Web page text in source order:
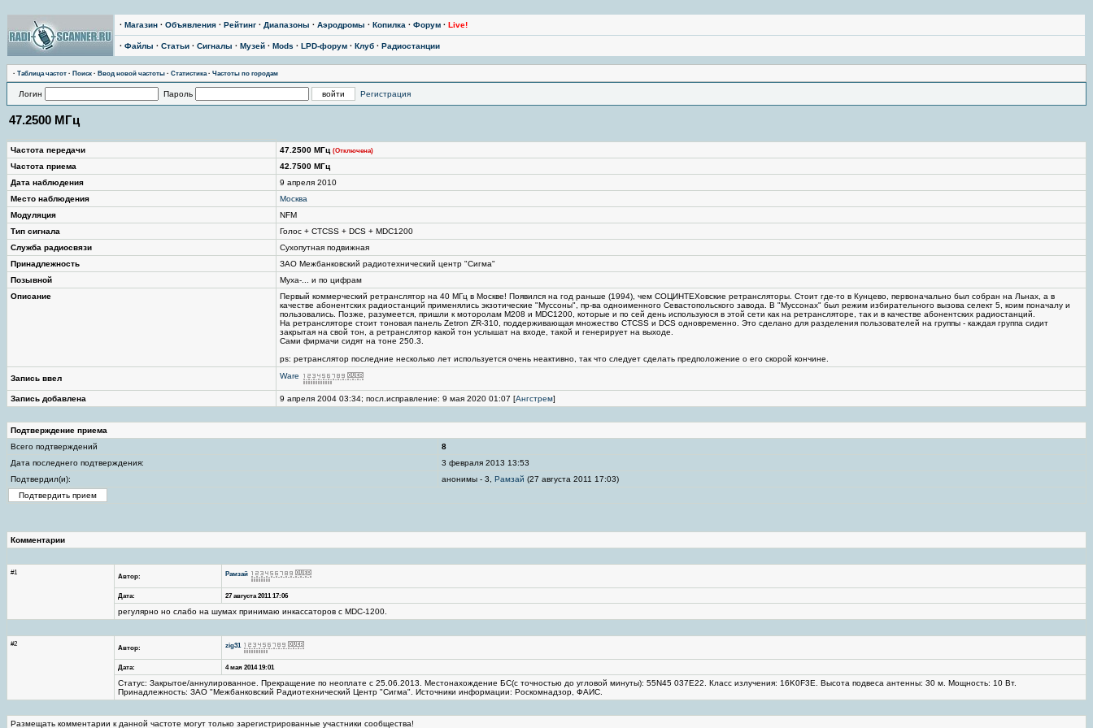
· Магазин · Объявления · Рейтинг · Диапазоны · Аэродромы · Копилка · Форум · Live!
· Файлы · Статьи · Сигналы · Музей · Mods · LPD-форум · Клуб · Радиостанции
· Таблица частот · Поиск · Ввод новой частоты · Статистика· Частоты по городам
Логин Пароль Регистрация
47.2500 МГц
Частота передачи 47.2500 МГц (Отключена)
Частота приема
42.7500 МГц
Дата наблюдения
9 апреля 2010
Место наблюдения
Москва
Модуляция
NFM
Тип сигнала
Голос + CTCSS + DCS + MDC1200
Служба радиосвязи
Сухопутная подвижная
Принадлежность
ЗАО Межбанковский радиотехнический центр "Сигма"
Позывной
Муха-... и по цифрам
Описание
Первый коммерческий ретранслятор на 40 МГц в Москве! Появился на год раньше (1994), чем СОЦИНТЕХовские ретрансляторы. Стоит где-то в Кунцево, первоначально был собран на Льнах, а в
качестве абонентских радиостанций применялись экзотические "Муссоны", пр-ва одноименного Севастопольского завода. В "Муссонах" был режим избирательного вызова селект 5, коим поначалу и
пользовались. Позже, разумеется, пришли к моторолам M208 и MDC1200, которые и по сей день используюся в этой сети как на ретрансляторе, так и в качестве абонентских радиостанций.
На ретрансляторе стоит тоновая панель Zetron ZR-310, поддерживающая множество CTCSS и DCS одновременно. Это сделано для разделения пользователей на группы - каждая группа сидит
закрытая на свой тон, а ретранслятор какой тон услышат на входе, такой и генерирует на выходе.
Сами фирмачи сидят на тоне 250.3.
ps: ретранслятор последние несколько лет используется очень неактивно, так что следует сделать предположение о его скорой кончине.
Запись ввел Ware
Запись добавлена 9 апреля 2004 03:34; посл.исправление: 9 мая 2020 01:07 [Ангстрем]
Подтверждение приема
Всего подтверждений
8
Дата последнего подтверждения:
3 февраля 2013 13:53
Подтвердил(и):
анонимы - 3, Рамзай (27 августа 2011 17:03)
Комментарии
#1 Автор: Рамзай
Дата: 27 августа 2011 17:06
регулярно но слабо на шумах принимаю инкассаторов с MDC-1200.
#2 Автор: zig31
Дата: 4 мая 2014 19:01
Статус: Закрытое/аннулированное. Прекращение по неоплате с 25.06.2013. Местонахождение БC(с точностью до угловой минуты): 55N45 037E22. Класс излучения: 16K0F3E. Высота подвеса антенны: 30 м. Мощность: 10 Вт.
Принадлежность: ЗАО "Межбанковский Радиотехнический Центр "Сигма". Источники информации: Роскомнадзор, ФАИС.
Размещать комментарии к данной частоте могут только зарегистрированные участники сообщества!